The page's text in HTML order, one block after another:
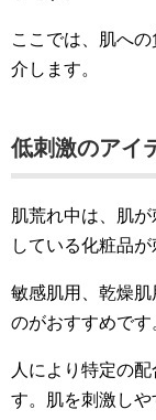
ここでは、肌へ
介します。
低刺激のアイ
肌荒れ中は、肌
している化粧品
敏感肌用、乾燥
のがおすすめです
人により特定の
す。肌を刺激し